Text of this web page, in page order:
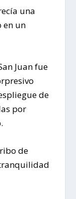
una
en un
Juan fue
de
por
de